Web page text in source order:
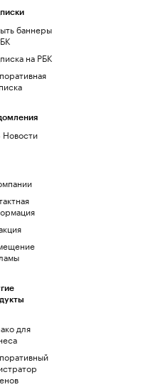
баннеры
на РБК
Новости
для